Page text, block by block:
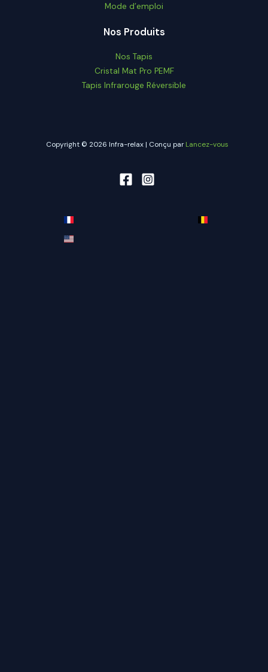
Mode d’emploi
Nos Produits
Nos Tapis
Cristal Mat Pro PEMF
Tapis Infrarouge Réversible
Copyright © 2026 Infra-relax | Conçu parLancez-vous